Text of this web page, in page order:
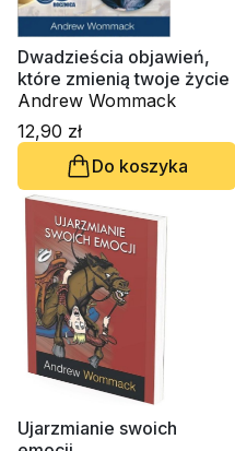
Dwadzieścia objawień,
które zmienią twoje życie
Andrew Wommack
12,90 zł
Do koszyka
Ujarzmianie swoich